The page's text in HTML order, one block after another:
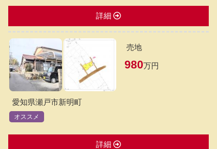
詳細
売地
980万円
愛知県瀬戸市新明町
オススメ
詳細